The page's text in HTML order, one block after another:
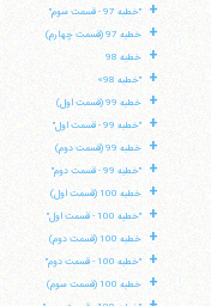
+ "خطبه 97 - قسمت سوم"
+ خطبه 97 (قسمت چهارم)
+ خطبه 98
+ "خطبه 98»
+ خطبه 99 (قسمت اول)
+ "خطبه 99 - قسمت اول"
+ خطبه 99 (قسمت دوم)
+ "خطبه 99 - قسمت دوم"
+ خطبه 100 (قسمت اول)
+ "خطبه 100 - قسمت اول"
+ خطبه 100 (قسمت دوم)
+ "خطبه 100 - قسمت دوم"
+ خطبه 100 (قسمت سوم)